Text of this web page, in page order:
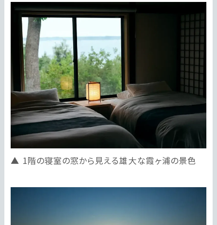
1階の寝室の窓から見える雄大な霞ヶ浦の景色